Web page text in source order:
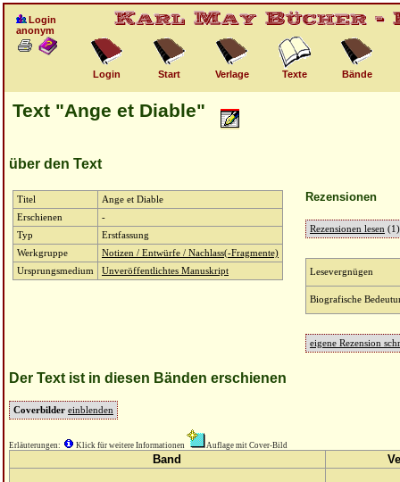
Login
anonym
Login Start Verlage Texte Bände
Text "Ange et Diable"
über den Text
Titel
Ange et Diable
Erschienen
-
Typ
Erstfassung
Werkgruppe
Notizen / Entwürfe / Nachlass(-Fragmente)
Ursprungsmedium
Unveröffentlichtes Manuskript
Rezensionen
Rezensionen lesen (1)
Lesevergnügen
Biografische
eigene Rezension
Der Text ist in diesen Bänden erschienen
Coverbilder einblenden
Erläuterungen: Klick für weitere Informationen Auflage mit Cover-Bild
Band